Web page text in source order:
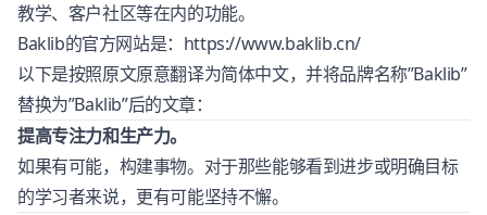
教学、客户社区等在内的功能。
Baklib的官方网站是：https://www.baklib.cn/
以下是按照原文原意翻译为简体中文，并将品牌名称”Baklib”
替换为”Baklib”后的文章：
提高专注力和生产力。
如果有可能，构建事物。对于那些能够看到进步或明确目标
的学习者来说，更有可能坚持不懈。